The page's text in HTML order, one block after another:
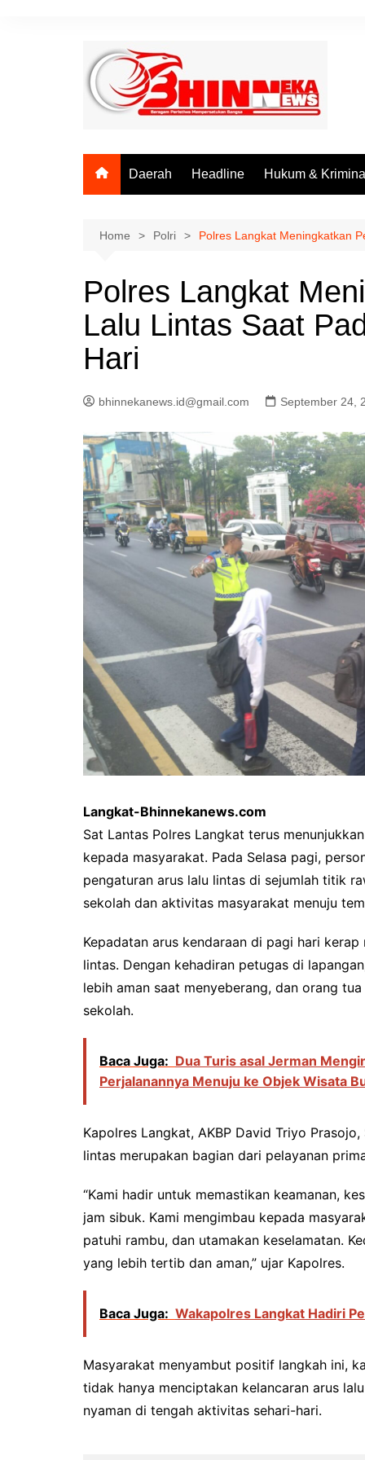
Daerah Headline Hukum & Kriminal
Home Polri Polres Langkat Meningkatkan
Polres Langkat
Lalu Lintas Saat
Hari
bhinnekanews.id@gmail.com September 24,
Langkat-Bhinnekanews.com
Sat Lantas Polres Langkat terus
kepada masyarakat. Pada Selasa pagi,
pengaturan arus lalu lintas di sejumlah titik
sekolah dan aktivitas masyarakat menuju
Kepadatan arus kendaraan di pagi hari
lintas. Dengan kehadiran petugas di
lebih aman saat menyeberang, dan orang
sekolah.
Baca Juga: Dua Turis asal Jerman
Perjalanannya Menuju ke Objek Wisata
Kapolres Langkat, AKBP David Triyo
lintas merupakan bagian dari pelayanan
“Kami hadir untuk memastikan keamanan,
jam sibuk. Kami mengimbau kepada
patuhi rambu, dan utamakan keselamatan.
yang lebih tertib dan aman,” ujar Kapolres.
Baca Juga: Wakapolres Langkat Hadiri
Masyarakat menyambut positif langkah ini,
tidak hanya menciptakan kelancaran arus
nyaman di tengah aktivitas sehari-hari.